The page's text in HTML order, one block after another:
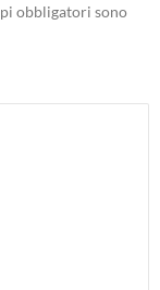
obbligatori sono